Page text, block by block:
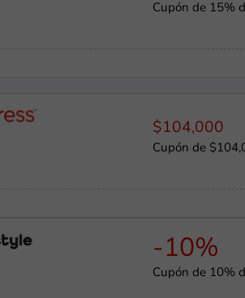
Cupón de 15%
$104,000
Cupón de
-10%
Cupón de 10%